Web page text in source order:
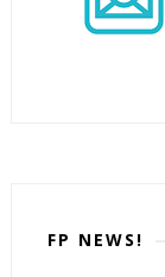
FP NEWS!